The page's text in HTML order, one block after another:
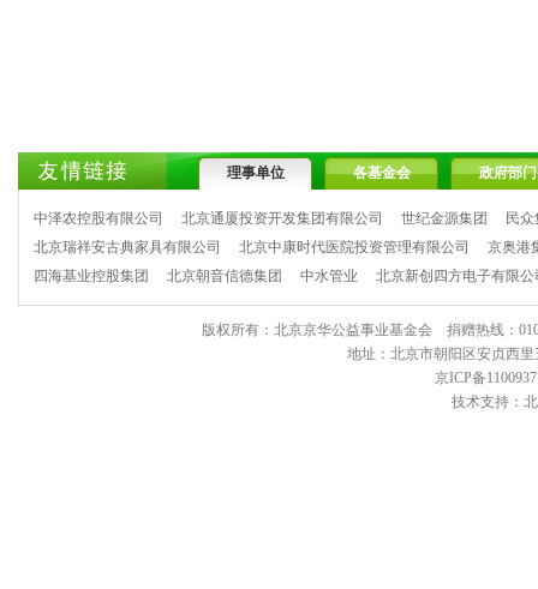
理事单位 各基金会 政府部门
中泽农控股有限公司 北京通厦投资开发集团有限公司 世纪金源集团
民
北京瑞祥安古典家具有限公司
北京中康时代医院投资管理有限公司
京奥港
四海基业控股集团
北京朝音信德集团 中水管业 北京新创四方电子有限公
版权所有：北京京华公益事业基金会 捐赠热线：
地址：北京市朝阳区安贞西
京ICP备
技术支持：